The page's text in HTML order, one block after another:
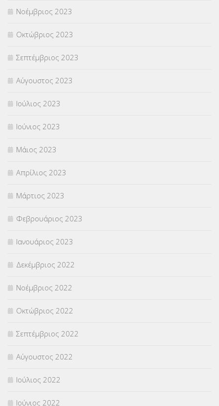
Νοέμβριος 2023
Οκτώβριος 2023
Σεπτέμβριος 2023
Αύγουστος 2023
Ιούλιος 2023
Ιούνιος 2023
Μάιος 2023
Απρίλιος 2023
Μάρτιος 2023
Φεβρουάριος 2023
Ιανουάριος 2023
Δεκέμβριος 2022
Νοέμβριος 2022
Οκτώβριος 2022
Σεπτέμβριος 2022
Αύγουστος 2022
Ιούλιος 2022
Ιούνιος 2022